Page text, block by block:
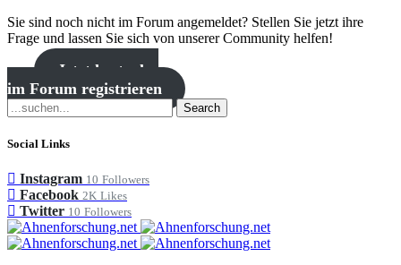
Sie sind noch nicht im Forum angemeldet? Stellen Sie jetzt ihre
Frage und lassen Sie sich von unserer Community helfen!
Jetzt kostenlos
im Forum registrieren
Search
Social Links
Instagram 10 Followers
Facebook 2K Likes
Twitter 10 Followers